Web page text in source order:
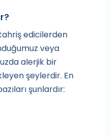
edicilerden
veya
alerjik bir
şeylerdir. En
şunlardır: